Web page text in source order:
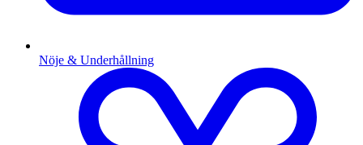
Nöje & Underhållning